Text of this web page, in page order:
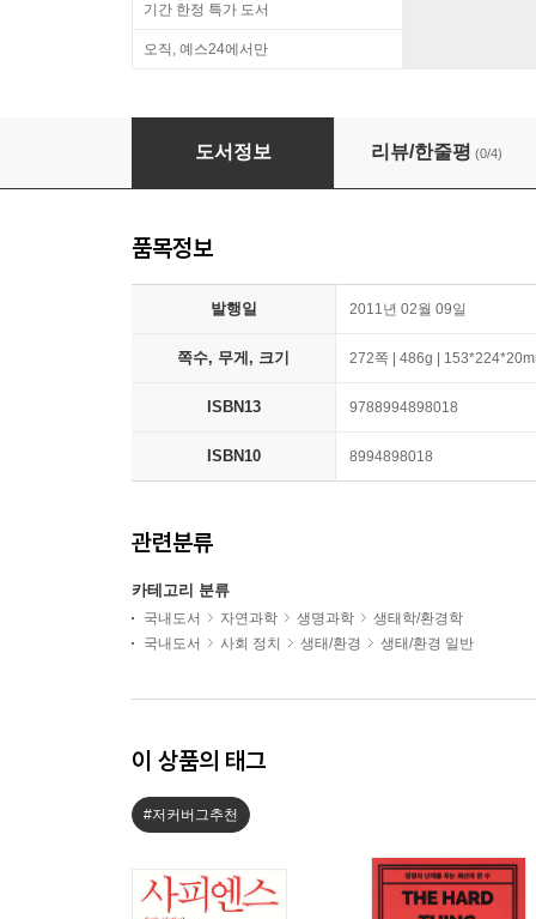
기간 한정 특가 도서
오직, 예스24에서만
에너지란 무엇인가
도서정보 리뷰/한줄평 (0/4)
품목정보
발행일 2011년 02월 09일
쪽수, 무게, 크기 272쪽 | 486g |
ISBN13 9788994898018
ISBN10 8994898018
관련분류
카테고리 분류
국내도서 자연과학 생명과학
생태학/환경학
국내도서
사회 정치 생태/환경 생태/환경 일반
이 상품의 태그
#저커버그추천